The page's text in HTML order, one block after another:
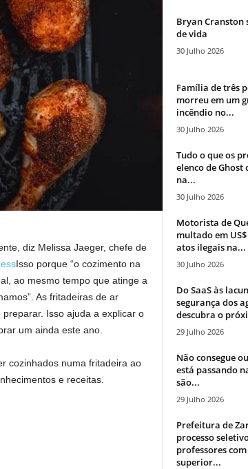
diz Melissa Jaeger, chefe de
Isso porque “o cozimento na
ao mesmo tempo que atinge a
As fritadeiras de ar
Isso ajuda a explicar o
um ainda este ano.
cozinhados numa fritadeira ao
e receitas.
Bryan Cranston
de vida
30 Julho 2026
Família de três
morreu em um
incêndio no...
30 Julho 2026
Tudo o que os
elenco de Ghost
na...
30 Julho 2026
Motorista de
multado em
atos ilegais na...
30 Julho 2026
Do SaaS às
segurança dos
descubra o
29 Julho 2026
Não consegue
está passando
são...
29 Julho 2026
Prefeitura de
processo
professores
superior...